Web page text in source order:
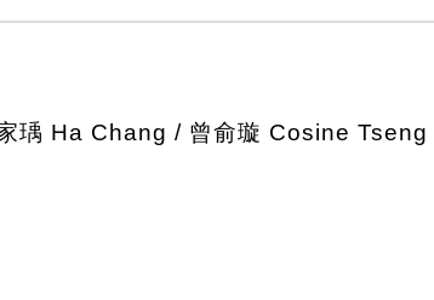
瑀 Ha Chang / 曾俞璇 Cosine Tseng